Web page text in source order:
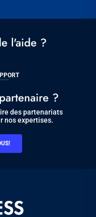
l'aide ?
?
des partenariats
nos expertises.